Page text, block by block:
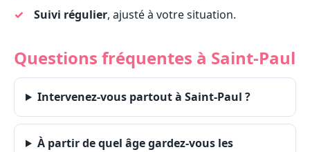
Suivi régulier, ajusté à votre situation.
Questions fréquentes à Saint-Paul
Intervenez-vous partout à Saint-Paul ?
À partir de quel âge gardez-vous les